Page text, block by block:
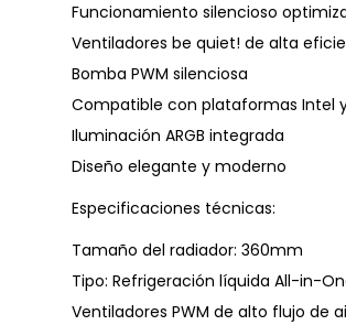
Funcionamiento silencioso
Ventiladores be quiet! de alta
Bomba PWM silenciosa
Compatible con plataformas Intel
Iluminación ARGB integrada
Diseño elegante y moderno
Especificaciones técnicas:
Tamaño del radiador: 360mm
Tipo: Refrigeración líquida All-in-
Ventiladores PWM de alto flujo de